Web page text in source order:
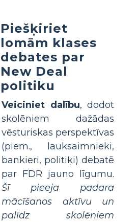
Piešķiriet
lomām klases
debates par
New Deal
politiku
Veiciniet dalību, dodot
skolēniem dažādas
vēsturiskas perspektīvas
(piem., lauksaimnieki,
bankieri, politiķi) debatē
par FDR jauno līgumu.
Šī pieeja padara
mācīšanos aktīvu un
palīdz skolēniem